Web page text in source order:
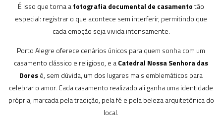
É isso que torna afotografia documental de casamentotão
especial: registrar o que acontece sem interferir, permitindo que
cada emoção seja vivida intensamente.
Porto Alegre oferece cenários únicos para quem sonha com um
casamento clássico e religioso, e aCatedral Nossa Senhora das
Doresé, sem dúvida, um dos lugares mais emblemáticos para
celebrar o amor. Cada casamento realizado ali ganha uma identidade
própria, marcada pela tradição, pela fé e pela beleza arquitetônica do
local.